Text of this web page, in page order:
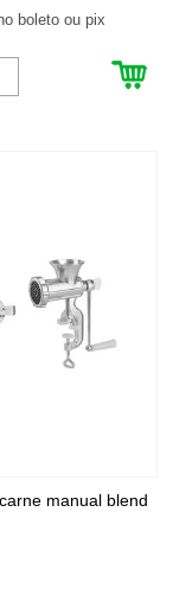
no boleto ou pix
manual blend